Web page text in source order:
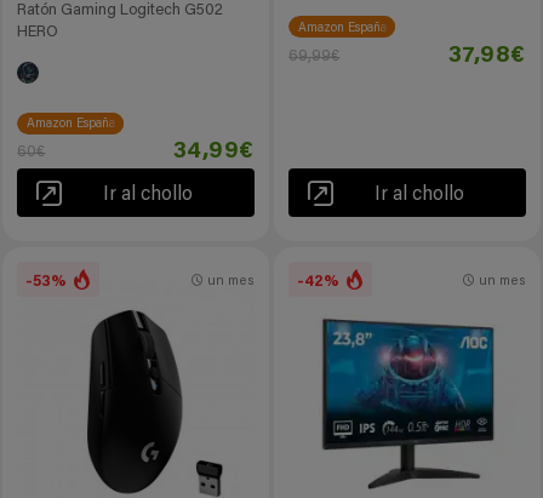
Ratón Gaming Logitech G502
HERO
Amazon España
60€ 34,99€
Ir al chollo
Amazon España
69,99€ 37,98€
Ir al chollo
-53% un mes -42% un mes